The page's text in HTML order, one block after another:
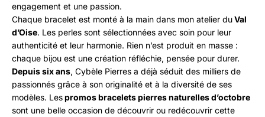
engagement et une passion.
Chaque bracelet est monté à la main dans mon atelier duVal
d’Oise. Les perles sont sélectionnées avec soin pour leur
authenticité et leur harmonie. Rien n’est produit en masse :
chaque bijou est une création réfléchie, pensée pour durer.
Depuis six ans, Cybèle Pierres a déjà séduit des milliers de
passionnés grâce à son originalité et à la diversité de ses
modèles. Lespromos bracelets pierres naturelles d’octobre
sont une belle occasion de découvrir ou redécouvrir cette